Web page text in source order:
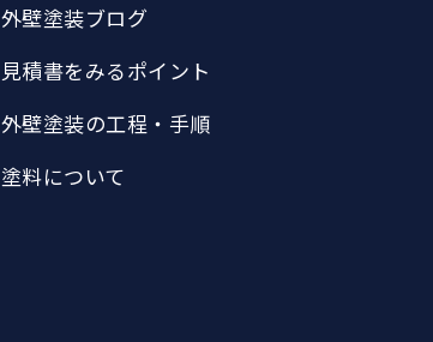
外壁塗装ブログ
見積書をみるポイント
外壁塗装の工程・手順
塗料について